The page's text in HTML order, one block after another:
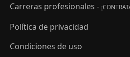
Carreras profesionales -
Política de privacidad
Condiciones de uso